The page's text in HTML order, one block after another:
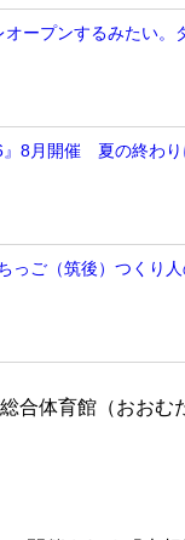
オープンするみたい。
8月開催 夏の終わ
っご（筑後）つくり
合体育館（おおむ